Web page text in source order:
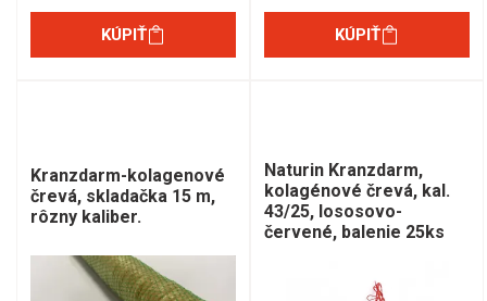
KÚPIŤ KÚPIŤ
Kranzdarm-kolagenové
črevá, skladačka 15 m,
rôzny kaliber.
Naturin Kranzdarm,
kolagénové črevá, kal.
43/25, lososovo-
červené, balenie 25ks